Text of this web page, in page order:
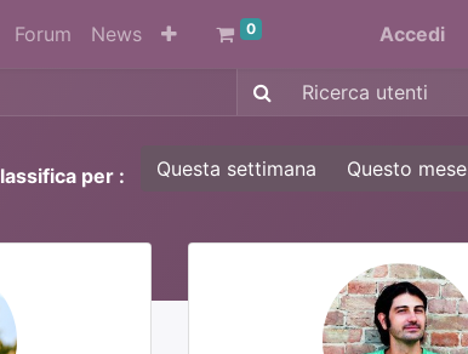
Forum News 0 Accedi
per : Questa settimana Questo mese